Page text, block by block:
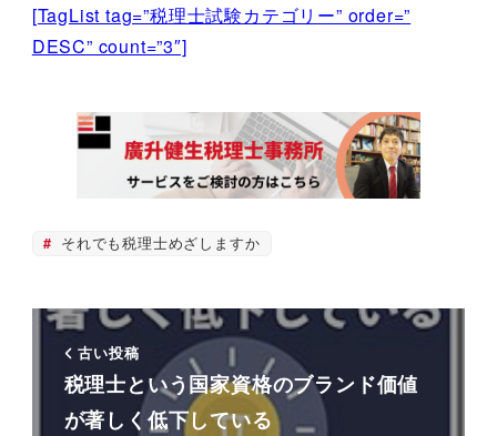
[TagList tag=”税理士試験カテゴリー” order=”
DESC” count=”3″]
それでも税理士めざしますか
古い投稿
税理士という国家資格のブランド価値
が著しく低下している